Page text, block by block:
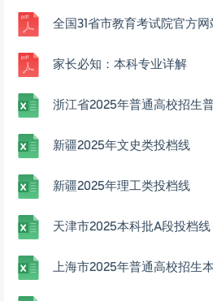
全国31省市教育考试院官方网
家长必知：本科专业详解
新疆2025年文史类投档线
新疆2025年理工类投档线
天津市2025本科批A段投档线